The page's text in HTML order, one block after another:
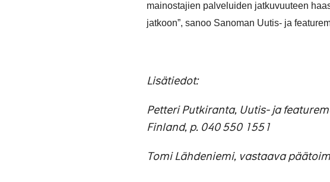
mainostajien palveluiden jatkuvuuteen
jatkoon”, sanoo Sanoman Uutis- ja
Lisätiedot:
Petteri Putkiranta, Uutis- ja
Finland, p. 040 550 1551
Tomi Lähdeniemi, vastaava